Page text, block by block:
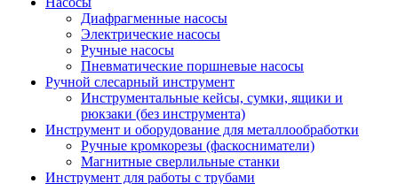
Диафрагменные насосы
Электрические насосы
Ручные насосы
Пневматические поршневые насосы
Ручной слесарный инструмент
Инструментальные кейсы, сумки, ящики и
рюкзаки (без инструмента)
Инструмент и оборудование для металлообработки
Ручные кромкорезы (фаскосниматели)
Магнитные сверлильные станки
Инструмент для работы с трубами